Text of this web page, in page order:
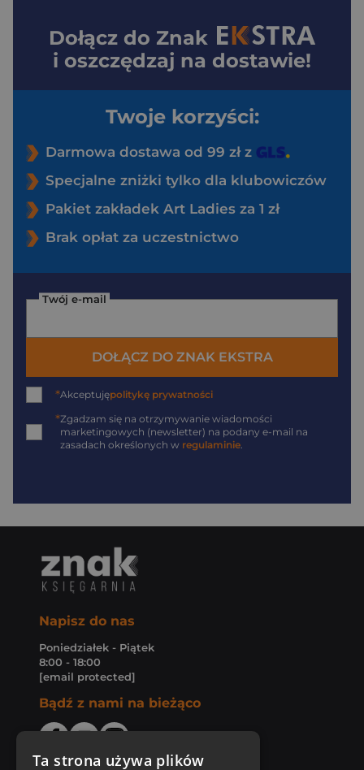
Dołącz do Znak
i oszczędzaj na dostawie!
Twoje korzyści:
Darmowa dostawa od 99 zł z
Specjalne zniżki tylko dla klubowiczów
Pakiet zakładek Art Ladies za 1 zł
Brak opłat za uczestnictwo
Twój e-mail
DOŁĄCZ DO ZNAK EKSTRA
*Akceptujępolitykę prywatności
*Zgadzam się na otrzymywanie wiadomości
marketingowych (newsletter) na podany e-mail na
zasadach określonych w regulaminie.
Napisz do nas
Poniedziałek - Piątek
8:00 - 18:00
[email protected]
Bądź z nami na bieżąco
Ta strona używa plików